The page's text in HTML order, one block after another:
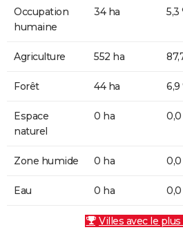
Occupation
humaine
34 ha 5,3
Agriculture 552 ha
Forêt 44 ha 6,9
Espace
naturel
0 ha 0,0
Zone humide 0 ha 0,0
Eau 0 ha 0,0
Villes avec le